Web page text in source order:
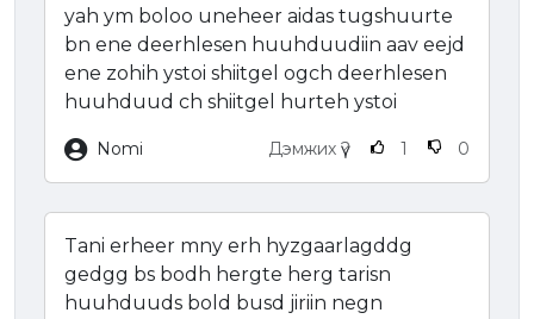
yah ym boloo uneheer aidas tugshuurte
bn ene deerhlesen huuhduudiin aav eejd
ene zohih ystoi shiitgel ogch deerhlesen
huuhduud ch shiitgel hurteh ystoi
Nomi Дэмжих үү? 1 0
Tani erheer mny erh hyzgaarlagddg
gedgg bs bodh hergte herg tarisn
huuhduuds bold busd jiriin negn